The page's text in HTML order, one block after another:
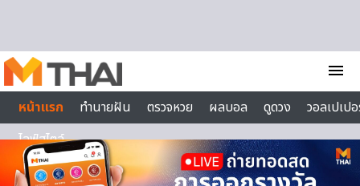
menu
หน้าแรก
ทำนายฝัน ตรวจหวย ผลบอล ดูดวง
วอลเปเป
ไลฟ์สไตล์